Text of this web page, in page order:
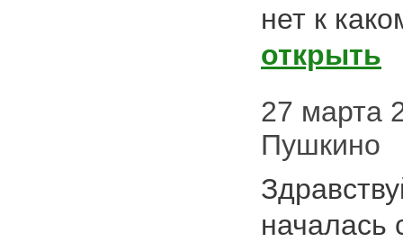
нет к
открыть
27 марта
Пушкино
началась